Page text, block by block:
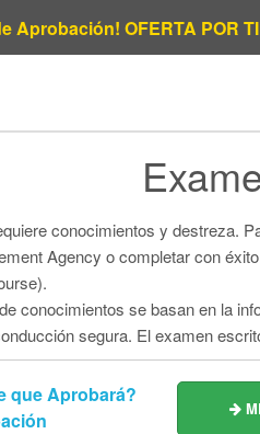
Aprobación! OFERTA POR
conocimientos y destreza.
Agency o completar con
conocimientos se basan en la
segura. El examen
que Aprobará?